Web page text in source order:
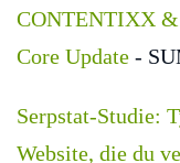
CONTENTIXX &
Core Update -
Serpstat-Studie:
Website, die du